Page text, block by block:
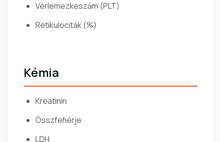
Vérlemezkeszám (PLT)
Retikulociták (%)
Kémia
Kreatinin
Összfehérje
LDH